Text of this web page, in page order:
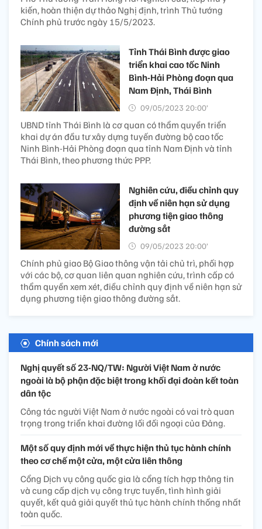
kiến, hoàn thiện dự thảo Nghị định, trình Thủ tướng
Chính phủ trước ngày 15/5/2023.
Tỉnh Thái Bình được giao
triển khai cao tốc Ninh
Bình-Hải Phòng đoạn qua
Nam Định, Thái Bình
09/05/2023 20:00’
UBND tỉnh Thái Bình là cơ quan có thẩm quyền triển
khai dự án đầu tư xây dựng tuyến đường bộ cao tốc
Ninh Bình-Hải Phòng đoạn qua tỉnh Nam Định và tỉnh
Thái Bình, theo phương thức PPP.
Nghiên cứu, điều chỉnh quy
định về niên hạn sử dụng
phương tiện giao thông
đường sắt
09/05/2023 20:00’
Chính phủ giao Bộ Giao thông vận tải chủ trì, phối hợp
với các bộ, cơ quan liên quan nghiên cứu, trình cấp có
thẩm quyền xem xét, điều chỉnh quy định về niên hạn sử
dụng phương tiện giao thông đường sắt.
Chính sách mới
Nghị quyết số 23-NQ/TW: Người Việt Nam ở nước
ngoài là bộ phận đặc biệt trong khối đại đoàn kết toàn
dân tộc
Công tác người Việt Nam ở nước ngoài có vai trò quan
trọng trong triển khai đường lối đối ngoại của Đảng.
Một số quy định mới về thực hiện thủ tục hành chính
theo cơ chế một cửa, một cửa liên thông
Cổng Dịch vụ công quốc gia là cổng tích hợp thông tin
và cung cấp dịch vụ công trực tuyến, tình hình giải
quyết, kết quả giải quyết thủ tục hành chính thống nhất
toàn quốc.